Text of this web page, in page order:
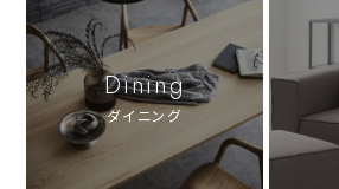
Dining
ダイニング